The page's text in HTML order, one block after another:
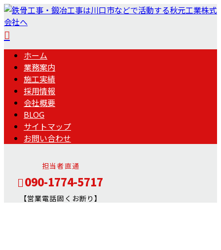
ホーム
業務案内
施工実績
採用情報
会社概要
BLOG
サイトマップ
お問い合わせ
担当者直通
090-1774-5717
【営業電話固くお断り】